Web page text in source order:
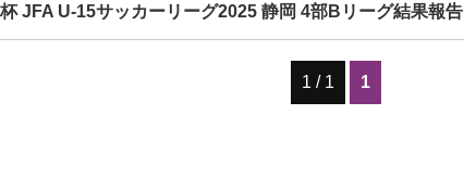
JFA U-15サッカーリーグ2025 静岡 4部Bリーグ結果報告
1 / 1 1